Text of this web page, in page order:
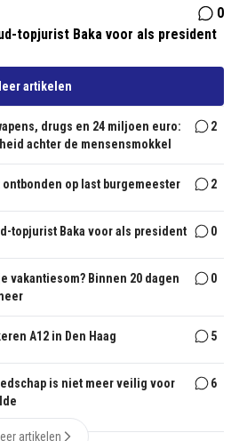
0
topjurist Baka voor als president
artikelen
drugs en 24 miljoen euro:
achter de mensensmokkel
2
ontbonden op last burgemeester 2
topjurist Baka voor als president 0
vakantiesom? Binnen 20 dagen
0
A12 in Den Haag 5
is niet meer veilig voor
6
artikelen